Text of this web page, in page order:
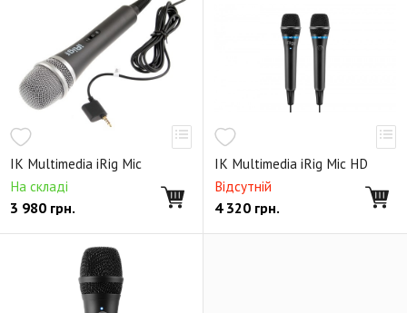
IK Multimedia iRig Mic
На складі
3 980 грн.
IK Multimedia iRig Mic HD
Відсутній
4 320 грн.